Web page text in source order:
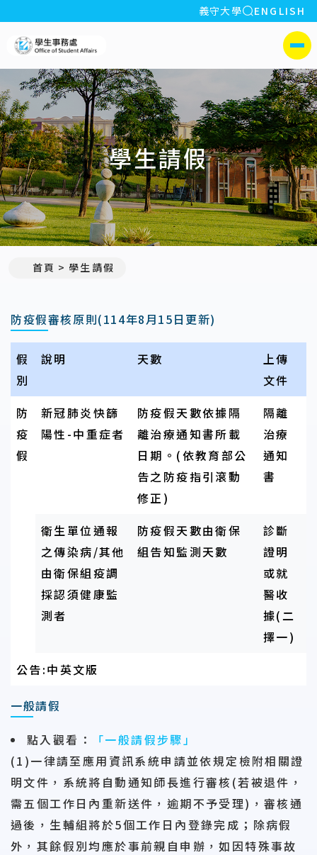
:::
義守大學 全站搜索
ENGLISH
側選單
學生請假
首頁 學生請假
防疫假審核原則(114年8月15日更新)
假
別
說明 天數
上傳
文件
防
疫
假
新冠肺炎快篩
陽性-中重症者
防疫假天數依據隔
離治療通知書所載
日期。(依教育部公
告之防疫指引滾動
修正)
隔離
治療
通知
書
衛生單位通報
之傳染病/其他
由衛保組疫調
採認須健康監
測者
防疫假天數由衛保
組告知監測天數
診斷
證明
或就
醫收
據(二
擇一)
公告:中英文版
一般請假
點入觀看 ：
「一般請假步驟」
(1)一律請至應用資訊系統申請並依規定檢附相關證
明文件，系統將自動通知師長進行審核(若被退件，
需五個工作日內重新送件，逾期不予受理)，審核通
過後，生輔組將於5個工作日內登錄完成；除病假
外，其餘假別均應於事前親自申辦，如因特殊事故